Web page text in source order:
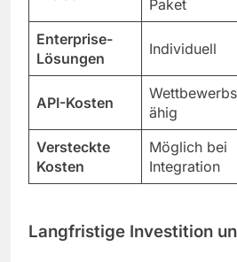
Paket
Enterprise-
Lösungen
Individuell
API-Kosten
ähig
Versteckte
Kosten
Möglich bei
Integration
Langfristige Investition